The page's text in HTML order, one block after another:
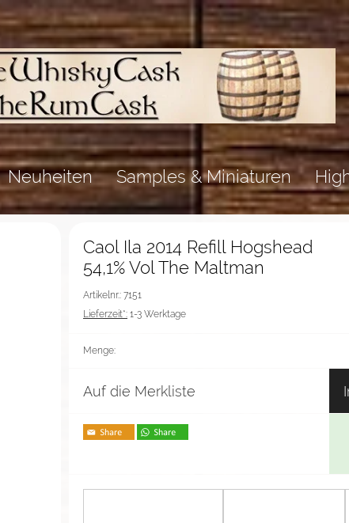
Neuheiten Samples & Miniaturen
%Sale%
Caol Ila 2014 Refill Hogshead
54,1% Vol The Maltman
Artikelnr.: 7151
Lieferzeit*: 1-3 Werktage
Menge:
Auf die Merkliste